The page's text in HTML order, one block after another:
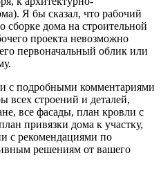
Я бы сказал, что рабочий
дома на строительной
проекта невозможно
первоначальный облик или
с подробными комментариями
всех строений и деталей,
все фасады, план кровли с
привязки дома к участку,
с рекомендациями по
решениям от вашего